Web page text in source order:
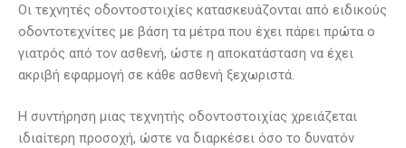
Οι τεχνητές οδοντοστοιχίες κατασκευάζονται από ειδικούς
οδοντοτεχνίτες με βάση τα μέτρα που έχει πάρει πρώτα ο
γιατρός από τον ασθενή, ώστε η αποκατάσταση να έχει
ακριβή εφαρμογή σε κάθε ασθενή ξεχωριστά.
Η συντήρηση μιας τεχνητής οδοντοστοιχίας χρειάζεται
ιδιαίτερη προσοχή, ώστε να διαρκέσει όσο το δυνατόν